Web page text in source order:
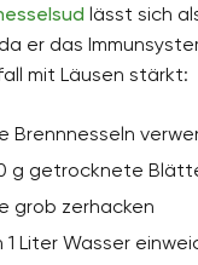
lässt sich
er das
mit Läusen stärkt:
Brennnesseln
g getrocknete
grob zerhacken
1 Liter Wasser